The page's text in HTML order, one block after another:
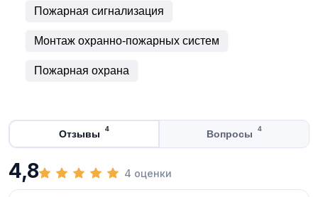
Пожарная сигнализация
Монтаж охранно-пожарных систем
Пожарная охрана
Отзывы 4 Вопросы 4
4,8 4 оценки